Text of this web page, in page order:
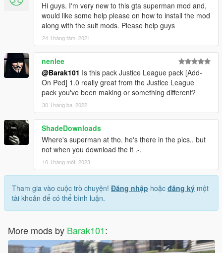
Hi guys. I'm very new to this gta superman mod and,
would like some help please on how to install the mod
along with the suit mods. Please help guys
24 Tháng tám, 2021
nenlee
@Barak101 Is this pack Justice League pack [Add-
On Ped] 1.0 really great from the Justice League
pack you've been making or something different?
30 Tháng ba, 2022
ShadeDownloads
Where's superman at tho. he's there in the pics.. but
not when you download the it .-.
10 Tháng một, 2023
Tham gia vào cuộc trò chuyện! Đăng nhập hoặc đăng ký một
tài khoản để có thể bình luận.
More mods by Barak101: